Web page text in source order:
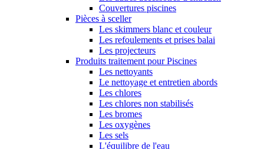
Couvertures piscines
Pièces à sceller
Les skimmers blanc et couleur
Les refoulements et prises balai
Les projecteurs
Produits traitement pour Piscines
Les nettoyants
Le nettoyage et entretien abords
Les chlores
Les chlores non stabilisés
Les bromes
Les oxygènes
Les sels
L'équilibre de l'eau